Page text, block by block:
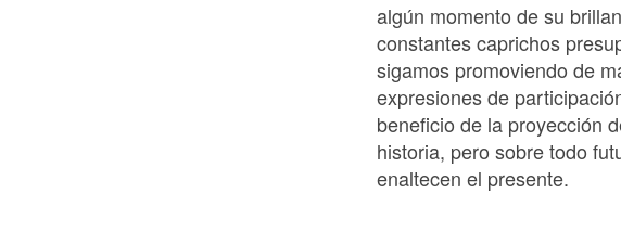
algún momento de su
constantes caprichos
sigamos promoviendo de
expresiones de
beneficio de la proyección
historia, pero sobre todo
enaltecen el presente.